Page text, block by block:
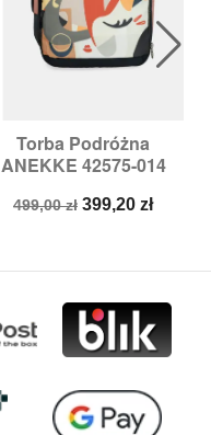
Torba Podróżna
ANEKKE 42575-014
Cena
499,00 zł Cena
399,20 zł